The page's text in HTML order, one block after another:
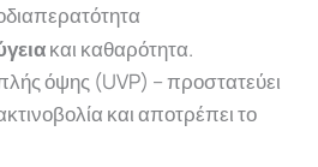
και καθαρότητα.
όψης (UVP) – προστατεύει
και αποτρέπει το